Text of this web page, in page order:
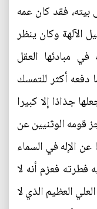
بيته، فقد كان عمه
الآلهة وكان ينظر
مبادئها العقل
دفعه أكثر للتمسك
جذاذا إلا كبيرا
قومه الوثنيين عن
الإله في السماء
فطرته فعزم أنه لا
العظيم الذي لا